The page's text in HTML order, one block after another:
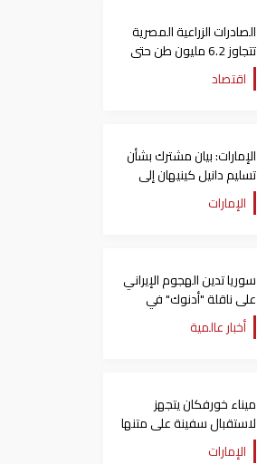
الصادرات الزراعية المصرية
تتجاوز 6.2 مليون طن حتى
الآناقتصاد
الإمارات: بيان مشترك بشأن
تسليم دانيل كينيهان إلى
السلطات الإيرلندية
الإمارات
سوريا تدين الهجوم الإيراني
على ناقلة "أدنوك" في
مضيق هرمز ‏
أخبار عالمية
ميناء خورفكان يتجهز
لاستقبال سفينة على متنها
6068 سيارة صينيةالإمارات